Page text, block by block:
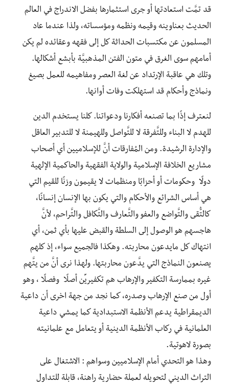
قد تمَّت استعادتها أو جرى استثمارها بفضل الاندراج في العالم
الحديث بعناوينه وقيمه ونظمه ومؤسساته، ولذا عندما عاد
المسلمون عن مكتسبات الحداثة كل إلى فقهه وعقائده لم يكن
أمامهم سوى الغرق في متون الفتن المذهبيَّة بأبشع أشكالها.
وتلك هي عاقبة الإرتداد عن لغة العصر ومفاهيمه للعمل بصيغ
ونماذج وأحكام قد استهلكت وفات أوانها.
لنعترف إذًا بما تصنعه أفكارنا ودعواتنا. كلنا يستخدم الدين
للهدم لا البناء وللتَّفرقة لا للتَّواصل وللهيمنة لا للتدبير العاقل
والإدارة الرشيدة. ومن المُفارقات أنَّ للإسلاميين أي أصحاب
مشاريع الخلافة الإسلامية والولاية الفقهية والحاكمية الإلهية
دولًا وحكومات أو أحزابًا ومنظمات لا يقيمون وزنًا للقيم التي
هي أساس الشرائع والأحكام والتي يكون بها الإنسان إنسانًا،
كالتُّقى والتَّواضع والعفو والتَّعارف والتَّكافل والتَّراحم، لأنَّ
هاجسهم هو الوصول إلى السلطة والقبض عليها بأي ثمن، أي
انتهاك كل مايدعون محاربته. وهكذا فالجميع سواء، إذ كلهم
يصنعون النماذج التي يدَّعون محاربتها. ولهذا نرى أنَّ من يتَّهم
غيره بممارسة التكفير والإرهاب هم تكفيريِّن أصلًا وفصلًا ، وهو
أول من صنع الإرهاب وصدره، كما نجد من جهة اخرى أن داعية
الديمقراطية يدعم الأنظمة الاستبدادية كما يمشي داعية
العلمانية في ركاب الأنظمة الدينية أو يتعامل مع علمانيته
بصورة لاهوتية.
وهذا هو التحدي أمام الإسلاميين وسواهم : الاشتغال على
التراث الديني لتحويله لعملة حضارية راهنة، قابلة للتداول